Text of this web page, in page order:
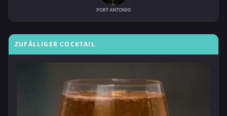
PORT ANTONIO
ZUFÄLLIGER COCKTAIL